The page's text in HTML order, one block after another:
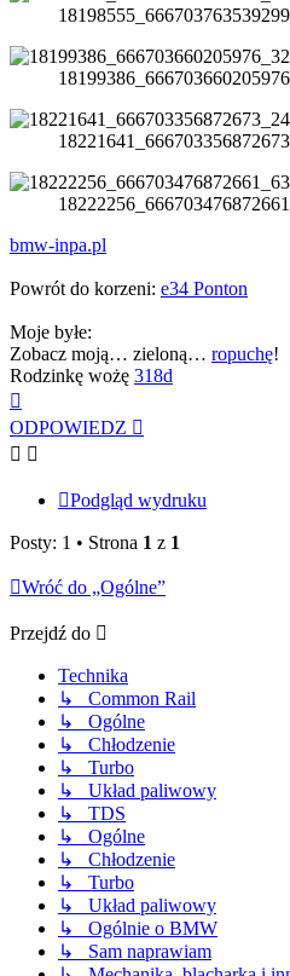
bmw-inpa.pl
Powrót do korzeni: e34 Ponton
Moje byłe:
Zobacz moją… zieloną… ropuchę!
Rodzinkę wożę 318d
górę
ODPOWIEDZ
Podgląd wydruku
Posty: 1 • Strona 1 z 1
Wróć do „Ogólne”
Przejdź do
Technika
↳ Common Rail
↳ Ogólne
↳ Chłodzenie
↳ Turbo
↳ Układ paliwowy
↳ TDS
↳ Ogólne
↳ Chłodzenie
↳ Turbo
↳ Układ paliwowy
↳ Ogólnie o BMW
↳ Sam naprawiam